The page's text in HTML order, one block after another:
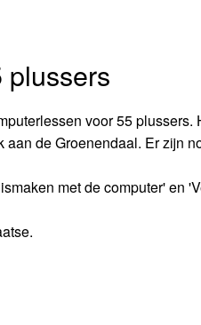
plussers
voor 55
de Groenendaal. Er zijn
met de computer' en